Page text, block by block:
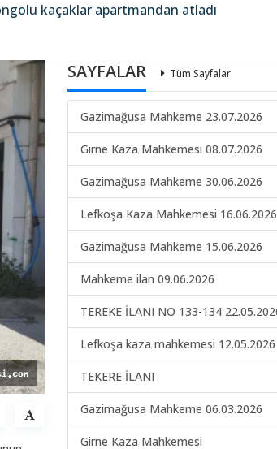
kaçaklar apartmandan atladı
SAYFALAR Tüm Sayfalar
Gazimağusa Mahkeme 23.07.2026
Girne Kaza Mahkemesi 08.07.2026
Gazimağusa Mahkeme 30.06.2026
Lefkoşa Kaza Mahkemesi 16.06.2026
Gazimağusa Mahkeme 15.06.2026
Mahkeme ilan 09.06.2026
TEREKE İLANI NO 133-134
Lefkoşa kaza mahkemesi 12.05.2026
TEKERE İLANI
Gazimağusa Mahkeme 06.03.2026
Girne Kaza Mahkemesi